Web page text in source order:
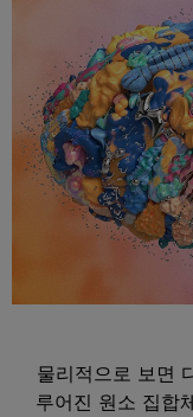
물리적으로 보면
루어진 원소 집합